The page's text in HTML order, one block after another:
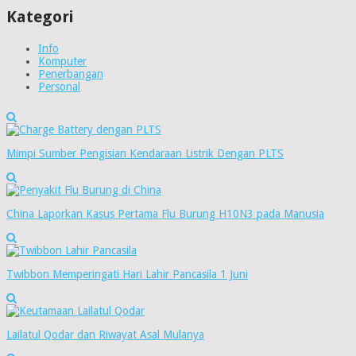
Kategori
Info
Komputer
Penerbangan
Personal
Mimpi Sumber Pengisian Kendaraan Listrik Dengan PLTS
China Laporkan Kasus Pertama Flu Burung H10N3 pada Manusia
Twibbon Memperingati Hari Lahir Pancasila 1 Juni
Lailatul Qodar dan Riwayat Asal Mulanya